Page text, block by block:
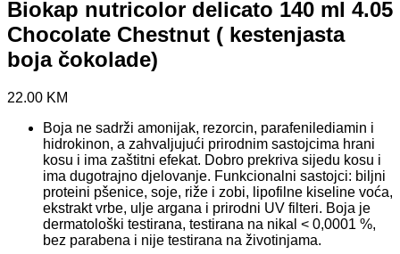
Biokap nutricolor delicato 140 ml 4.05
Chocolate Chestnut ( kestenjasta
boja čokolade)
22.00 KM
Boja ne sadrži amonijak, rezorcin, parafenilediamin i
hidrokinon, a zahvaljujući prirodnim sastojcima hrani
kosu i ima zaštitni efekat. Dobro prekriva sijedu kosu i
ima dugotrajno djelovanje. Funkcionalni sastojci: biljni
proteini pšenice, soje, riže i zobi, lipofilne kiseline voća,
ekstrakt vrbe, ulje argana i prirodni UV filteri. Boja je
dermatološki testirana, testirana na nikal < 0,0001 %,
bez parabena i nije testirana na životinjama.